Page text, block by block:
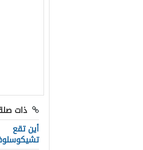
ذات
أين تقع